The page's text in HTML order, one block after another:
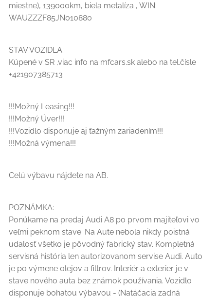
miestne), 139000km, biela metalíza , WIN:
WAUZZZF85JN010880
STAV VOZIDLA:
Kúpené v SR ,viac info na mfcars.sk alebo na tel.čísle
+421907385713
!!!Možný Leasing!!!
!!!Možný Úver!!!
!!!Vozidlo disponuje aj ťažným zariadením!!!
!!!Možná výmena!!!
Celú výbavu nájdete na AB.
POZNÁMKA:
Ponúkame na predaj Audi A8 po prvom majiteľovi vo
veľmi peknom stave. Na Aute nebola nikdy poistná
udalosť všetko je pôvodný fabrický stav. Kompletná
servisná história len autorizovanom servise Audi. Auto
je po výmene olejov a filtrov. Interiér a exterier je v
stave nového auta bez známok používania. Vozidlo
disponuje bohatou výbavou - (Natáčacia zadná